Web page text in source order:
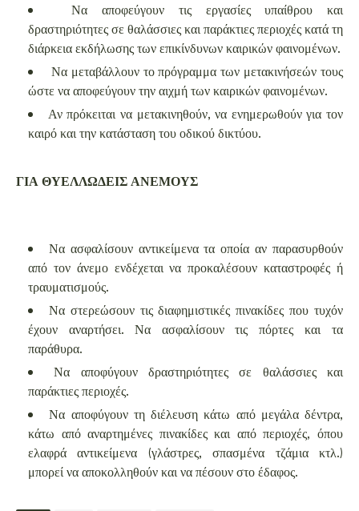
Να αποφεύγουν τις εργασίες υπαίθρου και
δραστηριότητες σε θαλάσσιες και παράκτιες περιοχές κατά τη
διάρκεια εκδήλωσης των επικίνδυνων καιρικών φαινομένων.
Να μεταβάλλουν το πρόγραμμα των μετακινήσεών τους
ώστε να αποφεύγουν την αιχμή των καιρικών φαινομένων.
Αν πρόκειται να μετακινηθούν, να ενημερωθούν για τον
καιρό και την κατάσταση του οδικού δικτύου.
ΓΙΑ ΘΥΕΛΛΩΔΕΙΣ ΑΝΕΜΟΥΣ
Να ασφαλίσουν αντικείμενα τα οποία αν παρασυρθούν
από τον άνεμο ενδέχεται να προκαλέσουν καταστροφές ή
τραυματισμούς.
Να στερεώσουν τις διαφημιστικές πινακίδες που τυχόν
έχουν αναρτήσει. Να ασφαλίσουν τις πόρτες και τα
παράθυρα.
Να αποφύγουν δραστηριότητες σε θαλάσσιες και
παράκτιες περιοχές.
Να αποφύγουν τη διέλευση κάτω από μεγάλα δέντρα,
κάτω από αναρτημένες πινακίδες και από περιοχές, όπου
ελαφρά αντικείμενα (γλάστρες, σπασμένα τζάμια κτλ.)
μπορεί να αποκολληθούν και να πέσουν στο έδαφος.